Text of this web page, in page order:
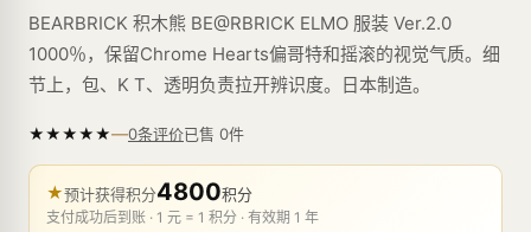
BEARBRICK 积木熊 BE@RBRICK ELMO 服装 Ver.2.0
1000％，保留Chrome Hearts偏哥特和摇滚的视觉气质。细
节上，包、K T、透明负责拉开辨识度。日本制造。
★★★★★—0条评价已售 0件
★预计获得积分4800积分
支付成功后到账 · 1 元 = 1 积分 · 有效期 1 年